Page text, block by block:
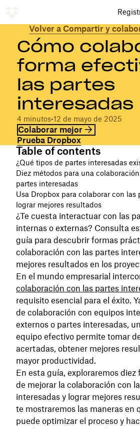
Volver a Compartir y
Cómo
forma
las partes
interesadas
4 minutos•12 de mayo de 2025
Colaborar mejor
Prueba Dropbox
Table of contents
¿Qué tipos de partes interesadas
Diez métodos para una
partes interesadas
Usa Dropbox para colaborar con las
lograr mejores resultados
¿Te cuesta interactuar con las
internas o externas? Consulta
guía para descubrir formas
colaboración con las partes
mejores resultados en los
En el mundo empresarial
colaboración con las partes
requisito esencial para el éxito.
de colaboración con equipos
externos o partes interesadas,
equipo efectivo permite tomar
acertadas, obtener mejores
mayor productividad.
En esta guía, exploraremos
de mejorar la colaboración con
interesadas y lograr mejores
te mostraremos las maneras en
puede optimizar el proceso y